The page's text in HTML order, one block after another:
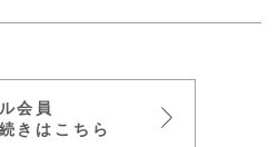
会員
きはこちら